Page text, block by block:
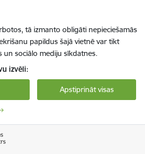
tā izmanto obligāti nepieciešamās
papildus šajā vietnē var tikt
un sociālo mediju sīkdatnes.
izvēli:
Apstiprināt visas